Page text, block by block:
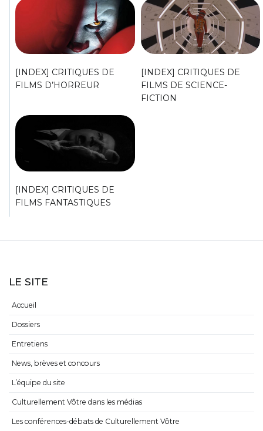
[INDEX] CRITIQUES DE
FILMS D’HORREUR
[INDEX] CRITIQUES DE
FILMS DE SCIENCE-
FICTION
[INDEX] CRITIQUES DE
FILMS FANTASTIQUES
LE SITE
Accueil
Dossiers
Entretiens
News, brèves et concours
L’équipe du site
Culturellement Vôtre dans les médias
Les conférences-débats de Culturellement Vôtre